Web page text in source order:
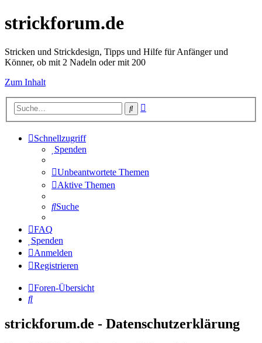
strickforum.de
Stricken und Strickdesign, Tipps und Hilfe für Anfänger und
Könner, ob mit 2 Nadeln oder mit 200
Zum Inhalt
Suche
Schnellzugriff
Spenden
Unbeantwortete Themen
Aktive Themen
Suche
FAQ
Spenden
Anmelden
Registrieren
Foren-Übersicht
Suche
strickforum.de - Datenschutzerklärung